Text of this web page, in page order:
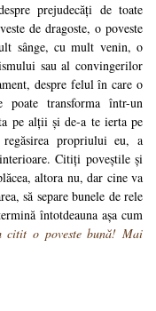
prejudecăți de toate
de dragoste, o poveste
sânge, cu mult venin, o
sau al convingerilor
despre felul în care o
poate transforma într-un
pe alții și de-a te ierta pe
propriului eu, a
Citiți poveștile și
altora nu, dar cine va
să separe bunele de rele
întotdeauna așa cum
citit o poveste bună! Mai